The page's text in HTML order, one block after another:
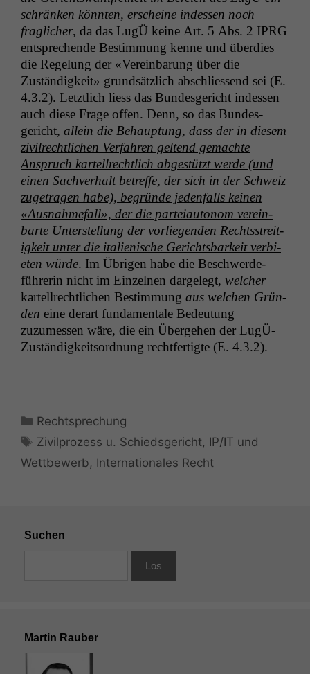
schränken kön­nten, erscheine indessen noch
fraglich­er, da das LugÜ keine Art. 5 Abs. 2 IPRG
entsprechende Bes­tim­mung kenne und überdies
die Regelung der «Vere­in­barung über die
Zuständigkeit» grund­sät­zlich abschliessend sei (E.
4.3.2). Let­ztlich liess das Bun­des­gericht indessen
auch diese Frage offen. Denn, so das Bun­des­
gericht, allein die Behaup­tung, dass der in diesem
zivil­rechtlichen Ver­fahren gel­tend gemachte
Anspruch kartell­rechtlich abgestützt werde (und
einen Sachver­halt betr­e­ffe, der sich in der Schweiz
zuge­tra­gen habe), begründe jeden­falls keinen
«Aus­nah­me­fall», der die parteiau­tonom vere­in­
barte Unter­stel­lung der vor­liegen­den Rechtsstre­it­
igkeit unter die ital­ienis­che Gerichts­barkeit ver­bi­
eten würde. Im Übri­gen habe die Beschw­erde­
führerin nicht im Einzel­nen dargelegt, welch­er
kartell­rechtlichen Bes­tim­mung aus welchen Grün­
den eine der­art fun­da­men­tale Bedeu­tung
zuzumessen wäre, die ein Überge­hen der LugÜ-
Zuständigkeit­sor­d­nung recht­fer­tigte (E. 4.3.2).
Kategorien
Rechtsprechung
Schlagwörter
Zivilprozess u. Schiedsgericht, IP/IT und
Wettbewerb, Internationales Recht
Suchen
Martin Rauber
Notwendige